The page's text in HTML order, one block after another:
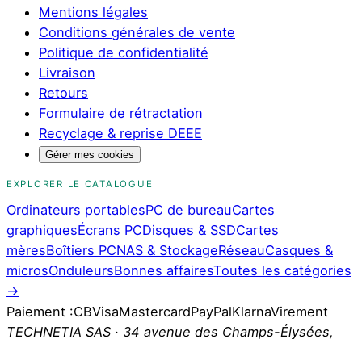
Mentions légales
Conditions générales de vente
Politique de confidentialité
Livraison
Retours
Formulaire de rétractation
Recyclage & reprise DEEE
Gérer mes cookies
EXPLORER LE CATALOGUE
Ordinateurs portablesPC de bureauCartes
graphiquesÉcrans PCDisques & SSDCartes
mèresBoîtiers PCNAS & StockageRéseauCasques &
microsOnduleursBonnes affairesToutes les catégories
→
Paiement :CBVisaMastercardPayPalKlarnaVirement
TECHNETIA SAS · 34 avenue des Champs-Élysées,